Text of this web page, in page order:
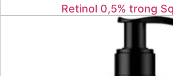
Retinol 0,5% trong